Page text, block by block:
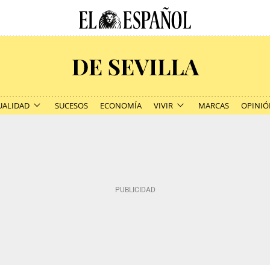
SUCESOS ECONOMÍA VIVIR MARCAS